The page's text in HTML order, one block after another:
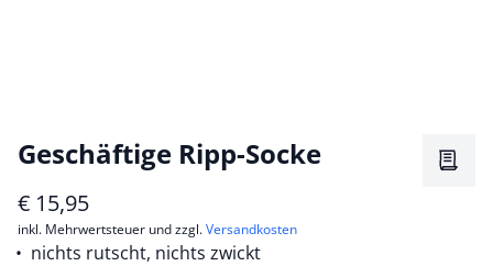
Geschäftige Ripp-Socke
€ 15,95
inkl. Mehrwertsteuer und zzgl.Versandkosten
nichts rutscht, nichts zwickt